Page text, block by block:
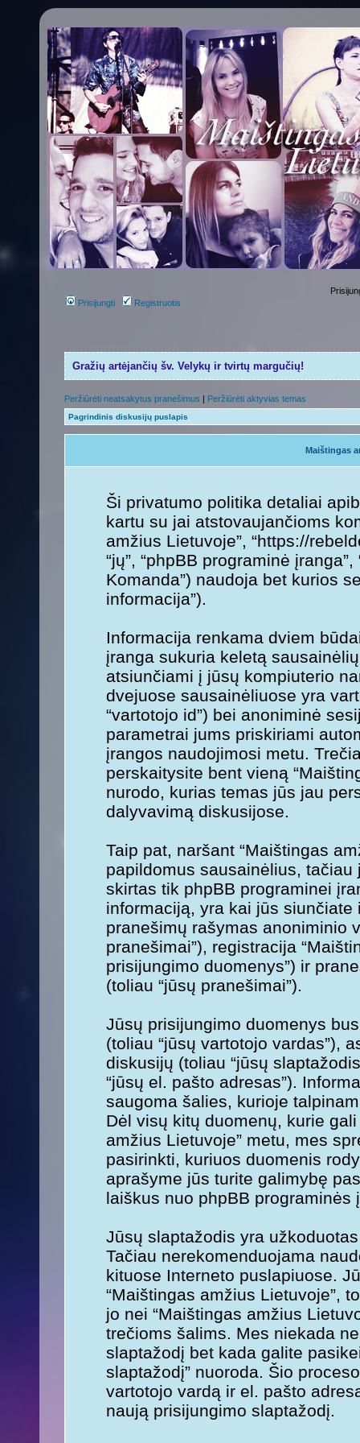
Prisijungti Registruotis
Gražių artėjančių šv. Velykų ir tvirtų margučių!
Peržiūrėti neatsakytus pranešimus | Peržiūrėti aktyvias temas
Pagrindinis diskusijų puslapis
Maištingas
Ši privatumo politika detaliai
kartu su jai atstovaujančioms
amžius Lietuvoje”, “https://
“jų”, “phpBB programinė
Komanda”) naudoja bet kurios
informacija”).
Informacija renkama dviem
įranga sukuria keletą
atsiunčiami į jūsų kompiuterio
dvejuose sausainėliuose yra
“vartotojo id”) bei anoniminė
parametrai jums priskiriami
įrangos naudojimosi metu.
perskaitysite bent vieną
nurodo, kurias temas jūs jau
dalyvavimą diskusijose.
Taip pat, naršant “Maištingas
papildomus sausainėlius,
skirtas tik phpBB programinei
informaciją, yra kai jūs
pranešimų rašymas anoniminio
pranešimai”), registracija
prisijungimo duomenys”) ir
(toliau “jūsų pranešimai”).
Jūsų prisijungimo duomenys
(toliau “jūsų vartotojo vardas”),
diskusijų (toliau “jūsų
“jūsų el. pašto adresas”).
saugoma šalies, kurioje
Dėl visų kitų duomenų, kurie
amžius Lietuvoje” metu, mes
pasirinkti, kuriuos duomenis
aprašyme jūs turite galimybę
laiškus nuo phpBB programinės
Jūsų slaptažodis yra
Tačiau nerekomenduojama
kituose Interneto puslapiuose.
“Maištingas amžius Lietuvoje”,
jo nei “Maištingas amžius
trečioms šalims. Mes niekada
slaptažodį bet kada galite
slaptažodį” nuoroda. Šio
vartotojo vardą ir el. pašto
naują prisijungimo slaptažodį.